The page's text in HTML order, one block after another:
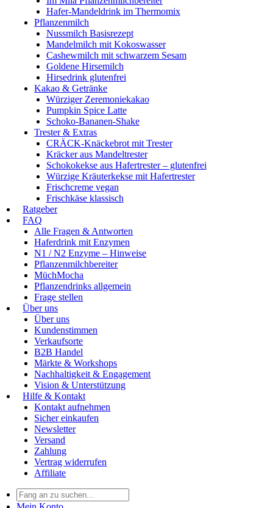
Hafer-Mandeldrink im Thermomix
Pflanzenmilch
Nussmilch Basisrezept
Mandelmilch mit Kokoswasser
Cashewmilch mit schwarzem Sesam
Goldene Hirsemilch
Hirsedrink glutenfrei
Kakao & Getränke
Würziger Zeremoniekakao
Pumpkin Spice Latte
Schoko-Bananen-Shake
Trester & Extras
CRÄCK-Knäckebrot mit Trester
Kräcker aus Mandeltrester
Schokokekse aus Hafertrester – glutenfrei
Würzige Kräuterkekse mit Hafertrester
Frischcreme vegan
Frischkäse klassisch
Ratgeber
FAQ
Alle Fragen & Antworten
Haferdrink mit Enzymen
N1 / N2 Enzyme – Hinweise
Pflanzenmilchbereiter
MüchMocha
Pflanzendrinks allgemein
Frage stellen
Über uns
Über uns
Kundenstimmen
Verkaufsorte
B2B Handel
Märkte & Workshops
Nachhaltigkeit & Engagement
Vision & Unterstützung
Hilfe & Kontakt
Kontakt aufnehmen
Sicher einkaufen
Newsletter
Versand
Zahlung
Vertrag widerrufen
Affiliate